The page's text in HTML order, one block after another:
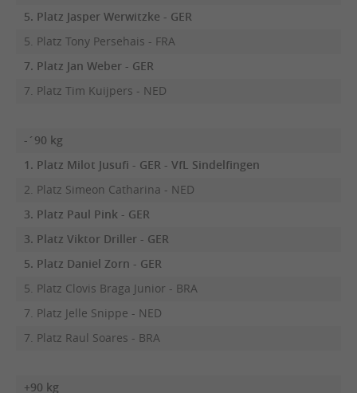
5. Platz Jasper Werwitzke - GER
5. Platz Tony Persehais - FRA
7. Platz Jan Weber - GER
7. Platz Tim Kuijpers - NED
-´90 kg
1. Platz Milot Jusufi - GER - VfL Sindelfingen
2. Platz Simeon Catharina - NED
3. Platz Paul Pink - GER
3. Platz Viktor Driller - GER
5. Platz Daniel Zorn - GER
5. Platz Clovis Braga Junior - BRA
7. Platz Jelle Snippe - NED
7. Platz Raul Soares - BRA
+90 kg